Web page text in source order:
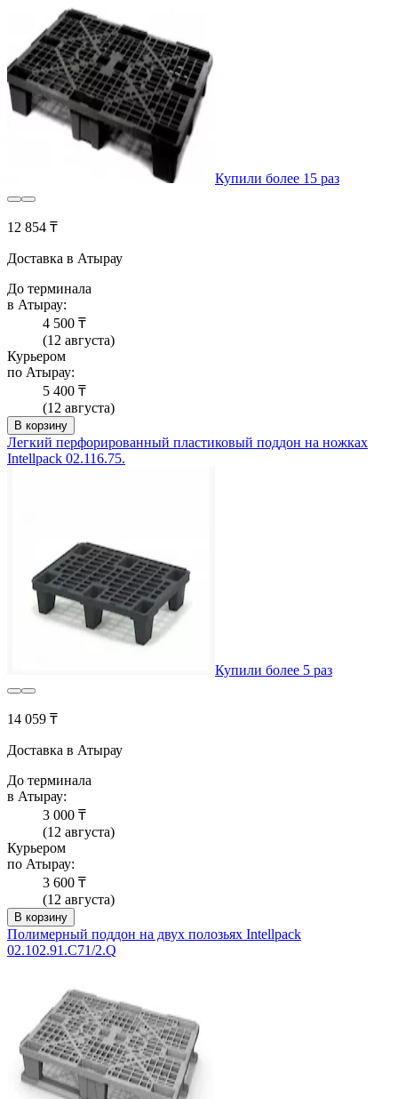
Купили более 15 раз
12 854 ₸
Доставка в Атырау
До терминала
в Атырау:
4 500 ₸
(12 августа)
Курьером
по Атырау:
5 400 ₸
(12 августа)
В корзину
Легкий перфорированный пластиковый поддон на ножках
Intellpack 02.116.75.
Купили более 5 раз
14 059 ₸
Доставка в Атырау
До терминала
в Атырау:
3 000 ₸
(12 августа)
Курьером
по Атырау:
3 600 ₸
(12 августа)
В корзину
Полимерный поддон на двух полозьях Intellpack
02.102.91.С71/2.Q